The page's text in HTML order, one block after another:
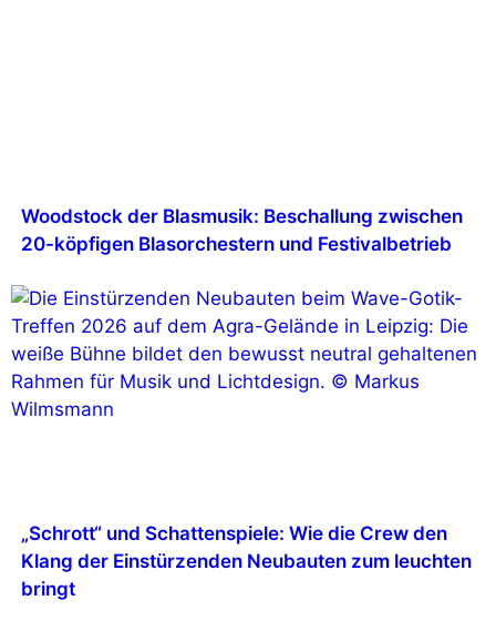
Woodstock der Blasmusik: Beschallung zwischen
20-köpfigen Blasorchestern und Festivalbetrieb
„Schrott“ und Schattenspiele: Wie die Crew den
Klang der Einstürzenden Neubauten zum leuchten
bringt